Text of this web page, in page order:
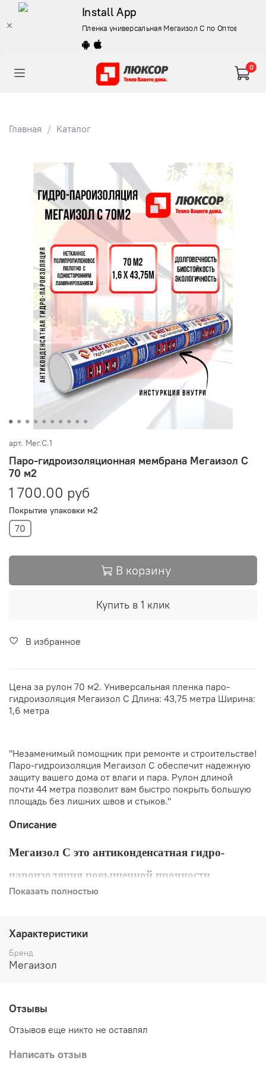
Install App
Пленка универсальная Мегаизол С по Оптовой
0
Главная Каталог
арт. Мег.С.1
Паро-гидроизоляционная мембрана Мегаизол С
70 м2
1 700.00 руб
Покрытие упаковки м2
70
В корзину
Купить в 1 клик
В избранное
Цена за рулон 70 м2. Универсальная пленка паро-
гидроизоляция Мегаизол С Длина: 43,75 метра Ширина:
1,6 метра
"Незаменимый помощник при ремонте и строительстве!
Паро-гидроизоляция Мегаизол С обеспечит надежную
защиту вашего дома от влаги и пара. Рулон длиной
почти 44 метра позволит вам быстро покрыть большую
площадь без лишних швов и стыков."
Описание
Мегаизол С это антиконденсатная гидро-
пароизоляция повышенной прочности
на основе нетканного полипропиленового полотна
с односторонним ламинированием
полипропиленовой пленкой. Антиконденсатная
Назначение:
1. пароизоляция:
Показать полностью
Характеристики
Бренд
Мегаизол
Отзывы
Отзывов еще никто не оставлял
Написать отзыв